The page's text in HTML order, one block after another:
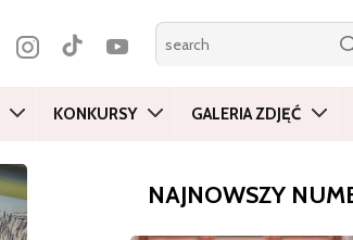
KONKURSY GALERIA ZDJĘĆ
NAJNOWSZY